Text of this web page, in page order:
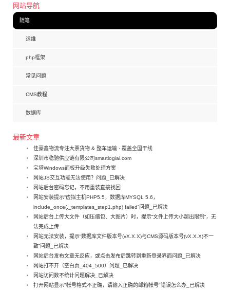
网站导航
随笔
运维
php框架
常见问题
CMS教程
数据库
最新文章
佳豪鑫物流专注大票货物 & 整车运输 · 覆盖全国干线
深圳市稳驰供应链有限公司smartlogiai.com
宝塔Windows面板升级失败处理方案
网站JS交互功能无法使用？问题_已解决
网站后台密码忘记，不用重装直接找回
网站安装提示“虚拟主机PHP5.5，数据库MYSQL 5.6，
include_once(._templates_step1.php) failed”问题_已解决
网站后台上传大文件（如压缩包、大图片）时，提示“文件上传大小超出限制”，无
法完成上传
网站无法安装，提示“数据库文件版本号(vX.X.X)与CMS源码版本号(vX.X.X)不一
致”问题_已解决
网站后台发布文章无反应，或点击发布后跳转到重新登录界面问题_已解决
网站打不开（空白页_404_500）问题_已解决
网站访问数不统计问题解决_已解决
打开网站显示"帐号格式不正确，请输入正确的邮箱帐号"错误怎么办_已解决